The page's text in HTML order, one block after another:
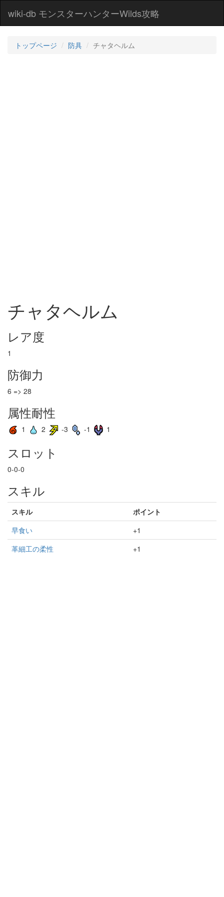
wiki-db モンスターハンターWilds攻略
トップページ 防具 チャタヘルム
チャタヘルム
レア度
1
防御力
6 => 28
属性耐性
1 2 -3 -1 1
スロット
0-0-0
スキル
スキル
ポイント
早食い
+1
革細工の柔性
+1